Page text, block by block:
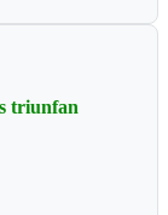
triunfan